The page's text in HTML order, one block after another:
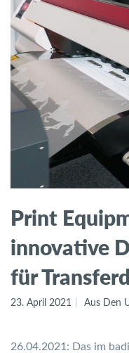
Print
innovative
für
23. April 2021 Aus Den
26.04.2021: Das im